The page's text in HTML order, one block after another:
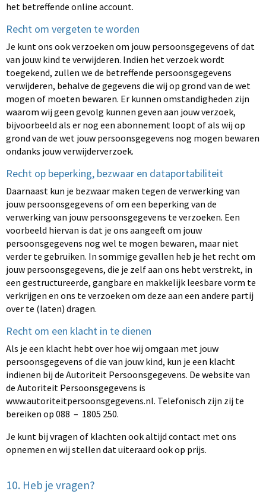
het betreffende online account.
Recht om vergeten te worden
Je kunt ons ook verzoeken om jouw persoonsgegevens of dat
van jouw kind te verwijderen. Indien het verzoek wordt
toegekend, zullen we de betreffende persoonsgegevens
verwijderen, behalve de gegevens die wij op grond van de wet
mogen of moeten bewaren. Er kunnen omstandigheden zijn
waarom wij geen gevolg kunnen geven aan jouw verzoek,
bijvoorbeeld als er nog een abonnement loopt of als wij op
grond van de wet jouw persoonsgegevens nog mogen bewaren
ondanks jouw verwijderverzoek.
Recht op beperking, bezwaar en dataportabiliteit
Daarnaast kun je bezwaar maken tegen de verwerking van
jouw persoonsgegevens of om een beperking van de
verwerking van jouw persoonsgegevens te verzoeken. Een
voorbeeld hiervan is dat je ons aangeeft om jouw
persoonsgegevens nog wel te mogen bewaren, maar niet
verder te gebruiken. In sommige gevallen heb je het recht om
jouw persoonsgegevens, die je zelf aan ons hebt verstrekt, in
een gestructureerde, gangbare en makkelijk leesbare vorm te
verkrijgen en ons te verzoeken om deze aan een andere partij
over te (laten) dragen.
Recht om een klacht in te dienen
Als je een klacht hebt over hoe wij omgaan met jouw
persoonsgegevens of die van jouw kind, kun je een klacht
indienen bij de Autoriteit Persoonsgegevens. De website van
de Autoriteit Persoonsgegevens is
www.autoriteitpersoonsgegevens.nl. Telefonisch zijn zij te
bereiken op 088 – 1805 250.
Je kunt bij vragen of klachten ook altijd contact met ons
opnemen en wij stellen dat uiteraard ook op prijs.
10. Heb je vragen?